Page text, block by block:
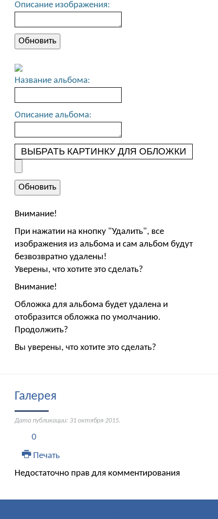
Описание изображения:
Название альбома:
Описание альбома:
ВЫБРАТЬ КАРТИНКУ ДЛЯ ОБЛОЖКИ
Внимание!
При нажатии на кнопку "Удалить", все
изображения из альбома и сам альбом будут
безвозвратно удалены!
Уверены, что хотите это сделать?
Внимание!
Обложка для альбома будет удалена и
отобразится обложка по умолчанию.
Продолжить?
Вы уверены, что хотите это сделать?
Галерея
Дата публикации: 31 октября 2015.
0
Печать
Недостаточно прав для комментирования